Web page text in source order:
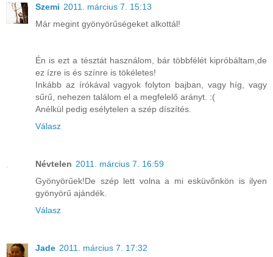
Szemi 2011. március 7. 15:13
Már megint gyönyörűségeket alkottál!
Én is ezt a tésztát használom, bár többfélét kipróbáltam,de
ez ízre is és színre is tökéletes!
Inkább az írókával vagyok folyton bajban, vagy híg, vagy
sűrű, nehezen találom el a megfelelő arányt. :(
Anélkül pedig esélytelen a szép díszítés.
Válasz
Névtelen 2011. március 7. 16:59
Gyönyörűek!De szép lett volna a mi esküvőnkön is ilyen
gyönyörű ajándék.
Válasz
Jade 2011. március 7. 17:32